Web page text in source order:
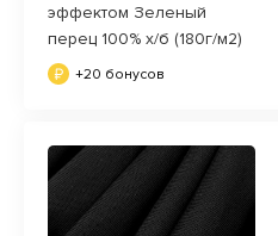
эффектом Зеленый
перец 100% х/б (180г/м2)
+20 бонусов